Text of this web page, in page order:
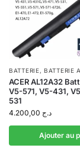
BATTERIE,BATTERIE
ACER AL12A32
V5-571, V5-431,
531
د.ج
Ajouter au